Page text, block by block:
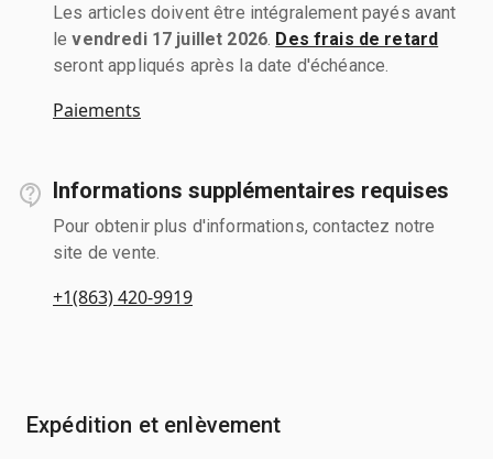
Les articles doivent être intégralement payés avant
levendredi 17 juillet 2026 Des frais de retard
seront appliqués après la date d'échéance.
Paiements
Informations supplémentaires requises
Pour obtenir plus d'informations, contactez notre
site de vente.
+1(863) 420-9919
Expédition et enlèvement